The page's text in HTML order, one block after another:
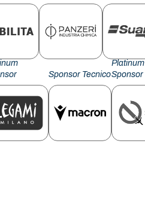
Sponsor Tecnico
Platinum
Sponsor